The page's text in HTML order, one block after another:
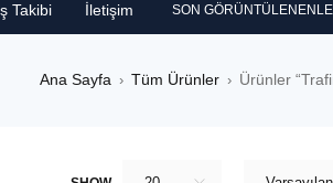
Takibi İletişim SON
Ana Sayfa › Tüm Ürünler › Ürünler